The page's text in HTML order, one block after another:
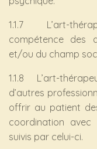
1.1.7 L’art-
compétence des
et/ou du champ
1.1.8 L’art-
d’autres
offrir au patient
coordination avec
suivis par celui-ci.